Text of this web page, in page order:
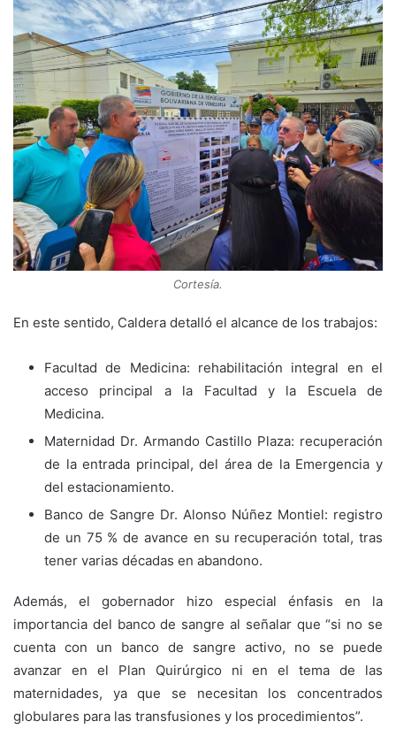
Cortesía.
En este sentido, Caldera detalló el alcance de los trabajos:
Facultad de Medicina: rehabilitación integral en el
acceso principal a la Facultad y la Escuela de
Medicina.
Maternidad Dr. Armando Castillo Plaza: recuperación
de la entrada principal, del área de la Emergencia y
del estacionamiento.
Banco de Sangre Dr. Alonso Núñez Montiel: registro
de un 75 % de avance en su recuperación total, tras
tener varias décadas en abandono.
Además, el gobernador hizo especial énfasis en la
importancia del banco de sangre al señalar que “si no se
cuenta con un banco de sangre activo, no se puede
avanzar en el Plan Quirúrgico ni en el tema de las
maternidades, ya que se necesitan los concentrados
globulares para las transfusiones y los procedimientos”.